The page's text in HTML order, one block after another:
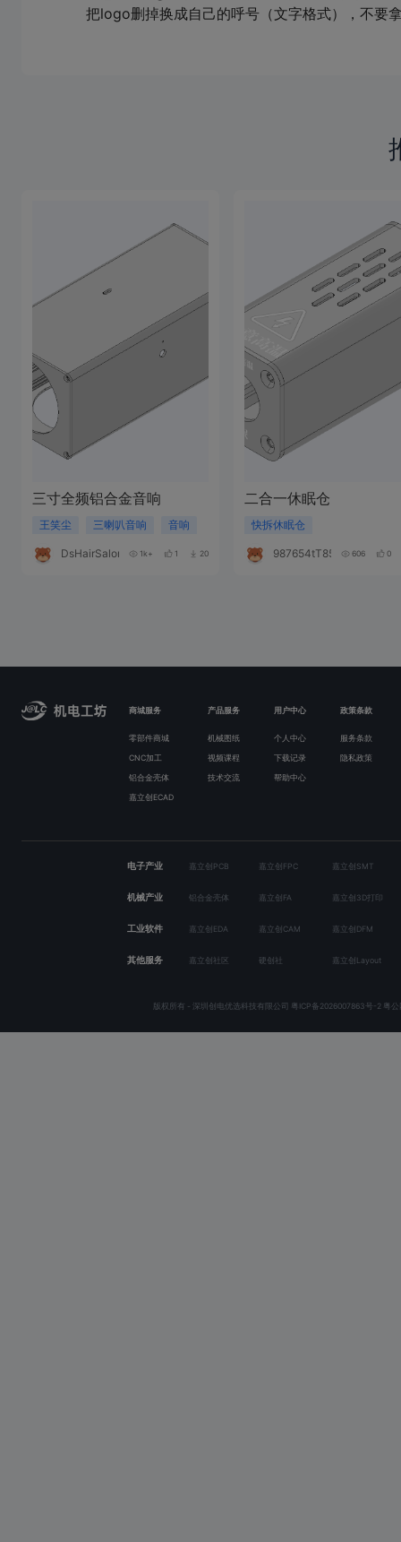
把logo删掉换成自己的呼号（文字格式），不要
三寸全频铝合金音响
王笑尘 三喇叭音响 音响
DsHairSalon 1k+ 1 20
二合一休眠仓
快拆休眠仓
987654tT858S 606 0
商城服务 产品服务 用户中心 政策条款
零部件商城 机械图纸 个人中心 服务条款
CNC加工 视频课程 下载记录 隐私政策
铝合金壳体 技术交流 帮助中心
嘉立创ECAD
电子产业 嘉立创PCB 嘉立创FPC 嘉立创SMT
机械产业 铝合金壳体 嘉立创FA 嘉立创3D打印
工业软件 嘉立创EDA 嘉立创CAM 嘉立创DFM
其他服务 嘉立创社区 硬创社 嘉立创Layout
版权所有 - 深圳创电优选科技有限公司 粤ICP备2026007863号-2 粤